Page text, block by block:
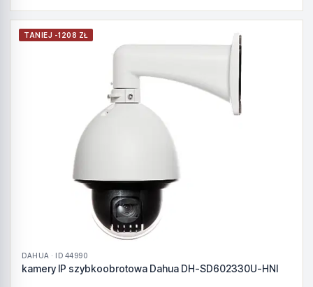
TANIEJ -1208 ZŁ
DAHUA · ID 44990
kamery IP szybkoobrotowa Dahua DH-SD602330U-HNI